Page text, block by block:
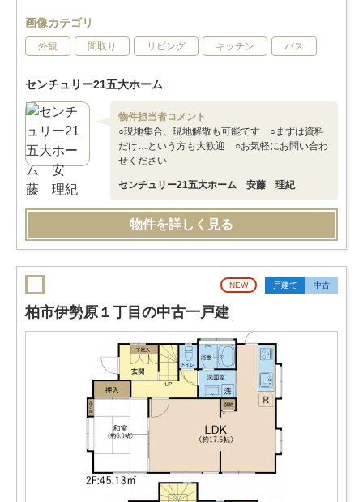
画像カテゴリ
外観 間取り リビング キッチン バス
センチュリー21五大ホーム
物件担当者コメント
○現地集合、現地解散も可能です ○まずは資料
だけ…という方も大歓迎 ○お気軽にお問い合わ
せください
センチュリー21五大ホーム 安藤 理紀
物件を詳しく見る
NEW 戸建て 中古
柏市伊勢原１丁目の中古一戸建